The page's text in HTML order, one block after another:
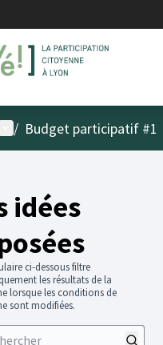
principal
/ Budget participatif #1
idées
ci-dessous filtre
les résultats de la
lorsque les conditions de
sont modifiées.